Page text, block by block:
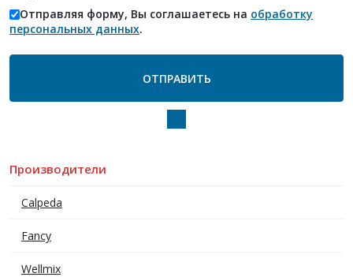
Производители
Calpeda
Fancy
Wellmix
Отправляя форму, Вы соглашаетесь на обработку
персональных данных.